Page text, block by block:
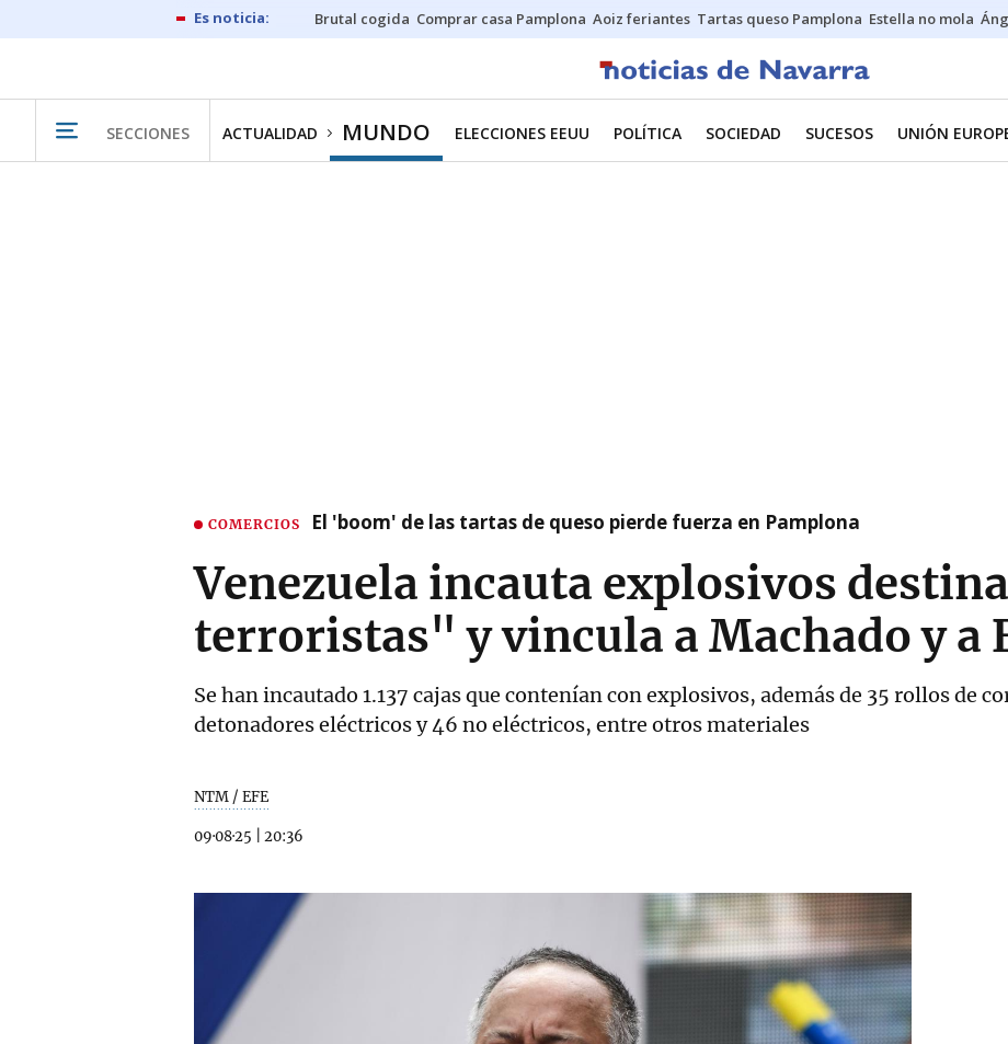
Brutal cogida Comprar casa Pamplona Aoiz feriantes Tartas queso Pamplona Estella no mola
SECCIONES ACTUALIDAD MUNDO ELECCIONES EEUU POLÍTICA SOCIEDAD SUCESOS UNIÓN
COMERCIOS El 'boom' de las tartas de queso pierde fuerza en Pamplona
Venezuela incauta explosivos
terroristas" y vincula a Machado y a
Se han incautado 1.137 cajas que contenían con explosivos, además de 35 rollos de
detonadores eléctricos y 46 no eléctricos, entre otros materiales
NTM / EFE
09·08·25 20:36